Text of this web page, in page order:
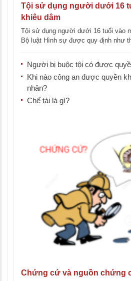
Tội sử dụng người dưới 16
khiêu dâm
Tội sử dụng người dưới 16 tuổi vào
Bộ luật Hình sự được quy định như
Người bị buộc tội có được
Khi nào công an được quyền
nhân?
Chế tài là gì?
Chứng cứ và nguồn chứng